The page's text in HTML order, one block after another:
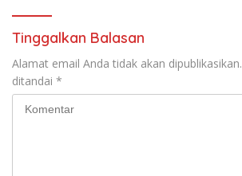
Tinggalkan Balasan
Alamat email Anda tidak akan dipublikasikan.
ditandai *